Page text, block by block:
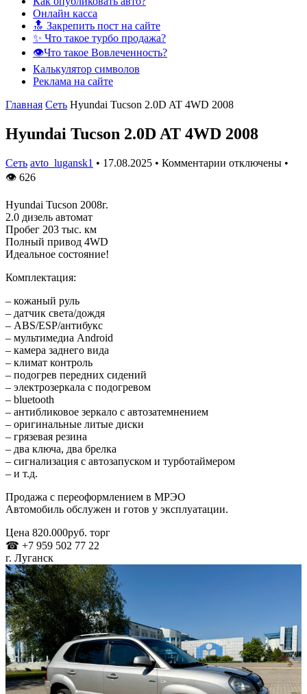
Онлайн касса
🔝 Закрепить пост на сайте
✨ Что такое турбо продажа?
👁️Что такое Вовлеченность?
Калькулятор символов
Реклама на сайте
Главная Сеть Hyundai Tucson 2.0D AT 4WD 2008
Hyundai Tucson 2.0D AT 4WD 2008
Сеть avto_lugansk1 • 17.08.2025 • Комментарии отключены •
👁 626
Hyundai Tucson 2008г.
2.0 дизель автомат
Пробег 203 тыс. км
Полный привод 4WD
Идеальное состояние!
Комплектация:
– кожаный руль
– датчик света/дождя
– ABS/ESP/антибукс
– мультимедиа Android
– камера заднего вида
– климат контроль
– подогрев передних сидений
– электрозеркала с подогревом
– bluetooth
– антибликовое зеркало с автозатемнением
– оригинальные литые диски
– грязевая резина
– два ключа, два брелка
– сигнализация с автозапуском и турботаймером
– и т.д.
Продажа с переоформлением в МРЭО
Автомобиль обслужен и готов у эксплуатации.
Цена 820.000руб. торг
☎ +7 959 502 77 22
г. Луганск